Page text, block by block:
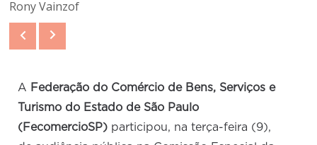
Rony Vainzof
A Federação do Comércio de Bens, Serviços e
Turismo do Estado de São Paulo
(FecomercioSP) participou, na terça-feira (9),